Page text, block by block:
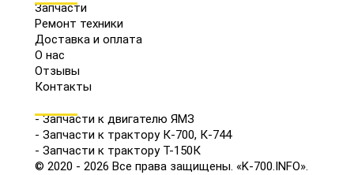
Запчасти
Ремонт техники
Доставка и оплата
О нас
Отзывы
Контакты
- Запчасти к двигателю ЯМЗ
- Запчасти к трактору К-700, К-744
- Запчасти к трактору Т-150К
© 2020 - 2026 Все права защищены. «K-700.INFO».